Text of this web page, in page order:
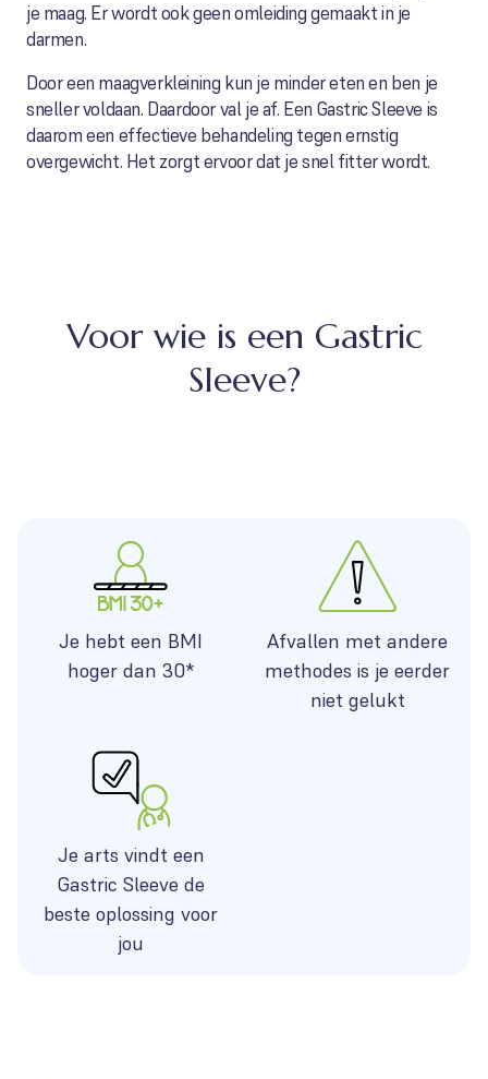
je maag. Er wordt ook geen omleiding gemaakt in je
darmen.
Door een maagverkleining kun je minder eten en ben je
sneller voldaan. Daardoor val je af. Een Gastric Sleeve is
daarom een effectieve behandeling tegen ernstig
overgewicht. Het zorgt ervoor dat je snel fitter wordt.
Voor wie is een Gastric
Sleeve?
Je hebt een BMI
hoger dan 30*
Afvallen met andere
methodes is je eerder
niet gelukt
Je arts vindt een
Gastric Sleeve de
beste oplossing voor
jou